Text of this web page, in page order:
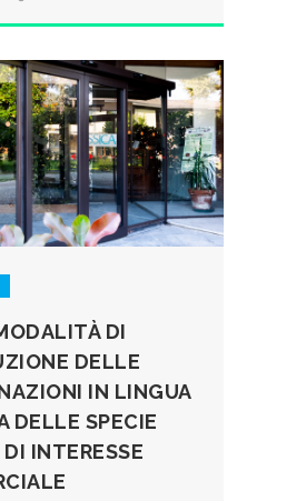
DI
DELLE
IN LINGUA
DELLE SPECIE
INTERESSE